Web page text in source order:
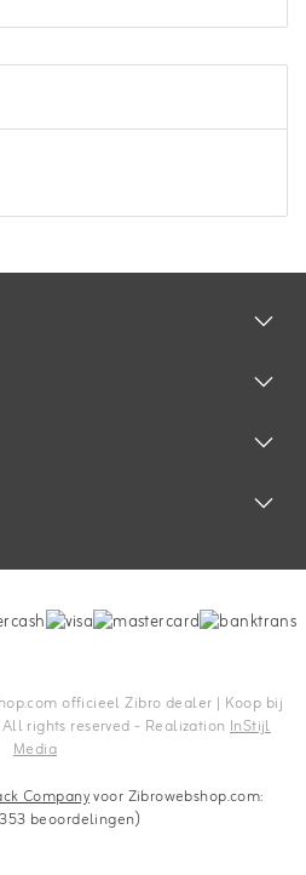
officieel Zibro dealer | Koop bij
rights reserved - Realization InStijl
Media
Companyvoor Zibrowebshop.com:
beoordelingen)